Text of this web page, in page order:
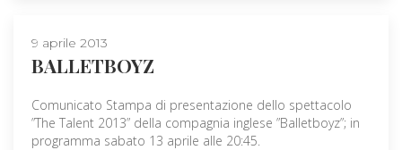
9 aprile 2013
BALLETBOYZ
Comunicato Stampa di presentazione dello spettacolo
”The Talent 2013” della compagnia inglese ”Balletboyz”; in
programma sabato 13 aprile alle 20:45.